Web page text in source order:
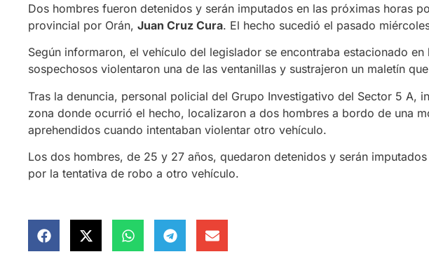
Dos hombres fueron detenidos y serán imputados en las próximas horas
provincial por Orán,Juan Cruz Cura. El hecho sucedió el pasado
Según informaron, el vehículo del legislador se encontraba estacionado
sospechosos violentaron una de las ventanillas y sustrajeron un maletín
Tras la denuncia, personal policial del Grupo Investigativo del Sector 5 A,
zona donde ocurrió el hecho, localizaron a dos hombres a bordo de una
aprehendidos cuando intentaban violentar otro vehículo.
Los dos hombres, de 25 y 27 años, quedaron detenidos y serán
por la tentativa de robo a otro vehículo.